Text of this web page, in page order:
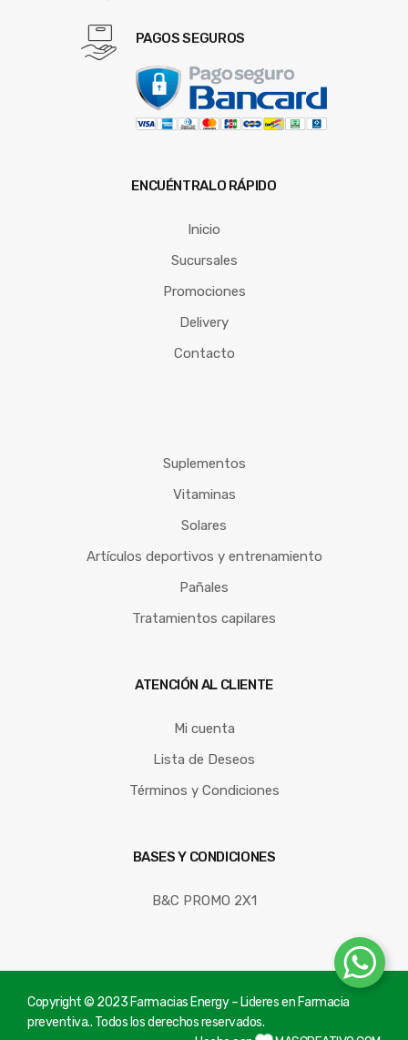
PAGOS SEGUROS
ENCUÉNTRALO RÁPIDO
Inicio
Sucursales
Promociones
Delivery
Contacto
Suplementos
Vitaminas
Solares
Artículos deportivos y entrenamiento
Pañales
Tratamientos capilares
ATENCIÓN AL CLIENTE
Mi cuenta
Lista de Deseos
Términos y Condiciones
BASES Y CONDICIONES
B&C PROMO 2X1
Copyright © 2023 Farmacias Energy – Lideres en Farmacia
preventiva.. Todos los derechos reservados.